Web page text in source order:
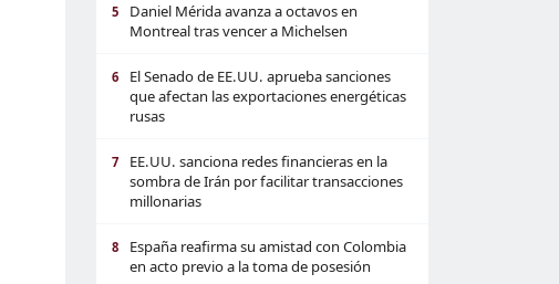
5
Daniel Mérida avanza a octavos en
Montreal tras vencer a Michelsen
6
El Senado de EE.UU. aprueba sanciones
que afectan las exportaciones energéticas
rusas
7
EE.UU. sanciona redes financieras en la
sombra de Irán por facilitar transacciones
millonarias
8
España reafirma su amistad con Colombia
en acto previo a la toma de posesión